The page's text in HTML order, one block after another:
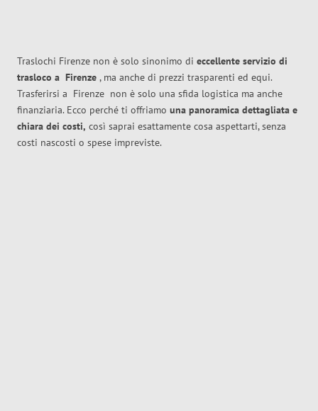
Traslochi Firenze non è solo sinonimo di eccellente servizio di
trasloco a Firenze , ma anche di prezzi trasparenti ed equi.
Trasferirsi a Firenze non è solo una sfida logistica ma anche
finanziaria. Ecco perché ti offriamo una panoramica dettagliata e
chiara dei costi, così saprai esattamente cosa aspettarti, senza
costi nascosti o spese impreviste.